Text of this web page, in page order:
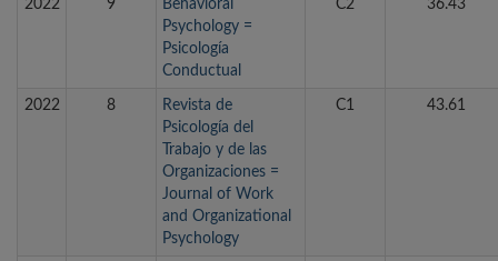
2022 9
Behavioral
Psychology =
Psicología
Conductual
C2 36.43
2022 8
Revista de
Psicología del
Trabajo y de las
Organizaciones =
Journal of Work
and Organizational
Psychology
C1 43.61